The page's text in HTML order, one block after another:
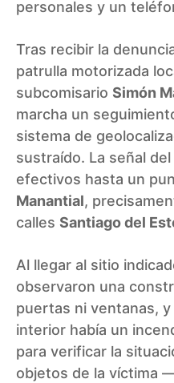
personales y un
Tras recibir la
patrulla motorizada
subcomisario Simón
marcha un
sistema de
sustraído. La señal
efectivos hasta un
Manantial,
calles Santiago del
Al llegar al sitio
observaron una
puertas ni ventanas,
interior había un
para verificar la
objetos de la víctima